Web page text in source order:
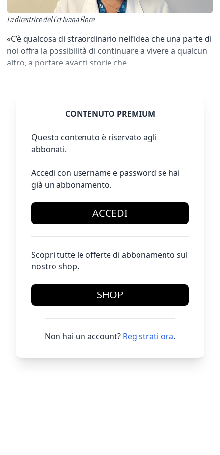
La direttrice del Crt Ivana Flore
«C’è qualcosa di straordinario nell’idea che una parte di
noi offra la possibilità di continuare a vivere a qualcun
altro, a portare avanti storie che
CONTENUTO PREMIUM
Questo contenuto è riservato agli
abbonati.
Accedi con username e password se hai
già un abbonamento.
ACCEDI
Scopri tutte le offerte di abbonamento sul
nostro shop.
SHOP
Non hai un account? Registrati ora.